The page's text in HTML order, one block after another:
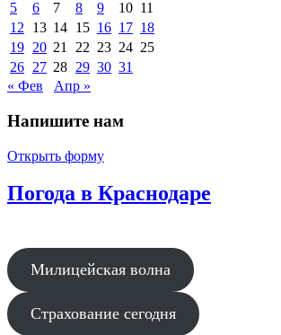
5
6 7 8 9 10 11
12
13 14 15 16 17 18
19 20 21 22 23 24 25
26 27 28 29 30 31
« Фев
Апр »
Напишите нам
Открыть форму
Погода в Краснодаре
Милицейская волна
Страхование сегодня